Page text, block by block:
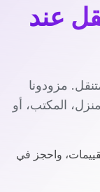
عند
مزودونا
المكتب، أو
واحجز في